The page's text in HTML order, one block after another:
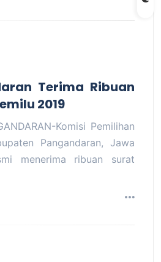
Terima Ribuan
2019
Komisi Pemilihan
Pangandaran, Jawa
menerima ribuan surat